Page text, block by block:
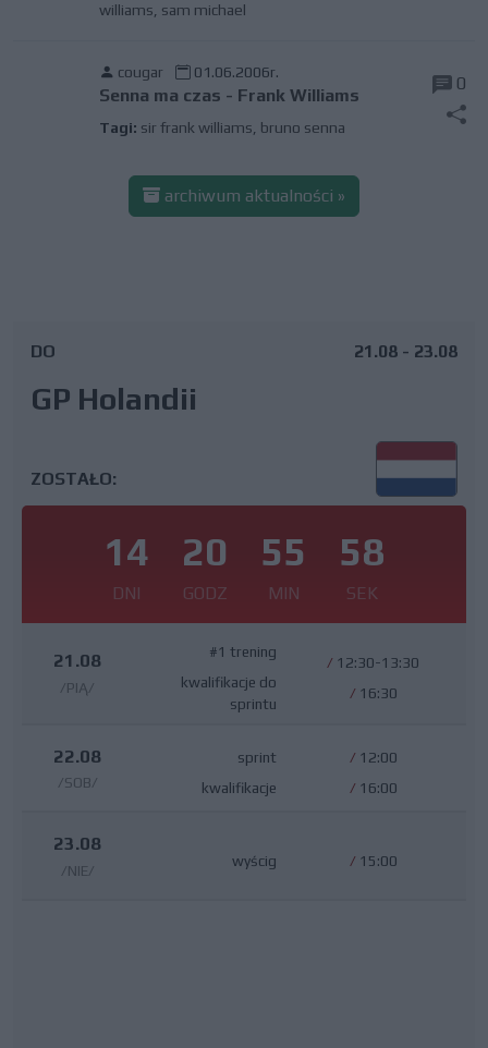
williams sam michael
cougar 01.06.2006r.
Senna ma czas - Frank Williams
Tagi: sir frank williams bruno senna
0
archiwum aktualności »
DO
GP Holandii
21.08 - 23.08
ZOSTAŁO:
14
DNI
20
GODZ
55
MIN
58
SEK
21.08
/PIĄ/
#1 trening
kwalifikacje do
sprintu
/ 12:30-13:30
/ 16:30
22.08
/SOB/
sprint
kwalifikacje
/ 12:00
/ 16:00
23.08
/NIE/
wyścig / 15:00